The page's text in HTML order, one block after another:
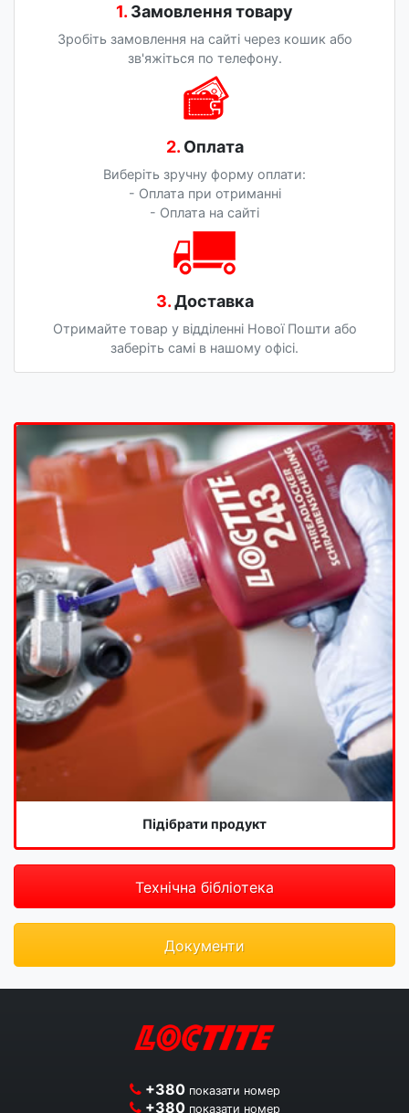
1. Замовлення товару
Зробіть замовлення на сайті через кошик або
зв'яжіться по телефону.
2.Оплата
Виберіть зручну форму оплати:
- Оплата при отриманні
- Оплата на сайті
3.Доставка
Отримайте товар у відділенні Нової Пошти або
заберіть самі в нашому офісі.
Підібрати продукт
Технічна бібліотека
Документи
+380 показати номер
+380 показати номер